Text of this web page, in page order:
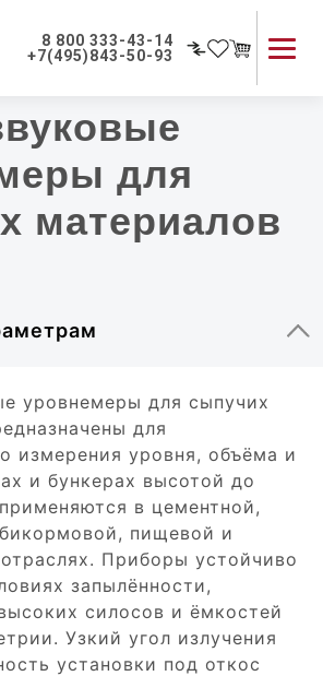
8 800 333-43-14
+7(495)843-50-93
О компании
для
материалов
уровнемеры для сыпучих
для
измерения уровня, объёма и
и бункерах высотой до
в цементной,
пищевой и
Приборы устойчиво
запылённости,
силосов и ёмкостей
Узкий угол излучения
установки под откос